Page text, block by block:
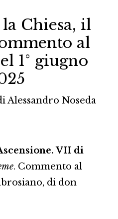
Chiesa, il
al
1° giugno
Alessandro Noseda
VII di
. Commento al
di don